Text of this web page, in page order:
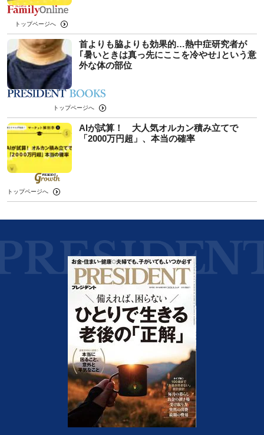
トップページへ
首よりも脇よりも効果的…熱中症研究者が
｢暑いときは真っ先にここを冷やせ｣という意
外な体の部位
トップページへ
AIが試算！ 大人気オルカン積み立てで
「2000万円超」、本当の確率
トップページへ